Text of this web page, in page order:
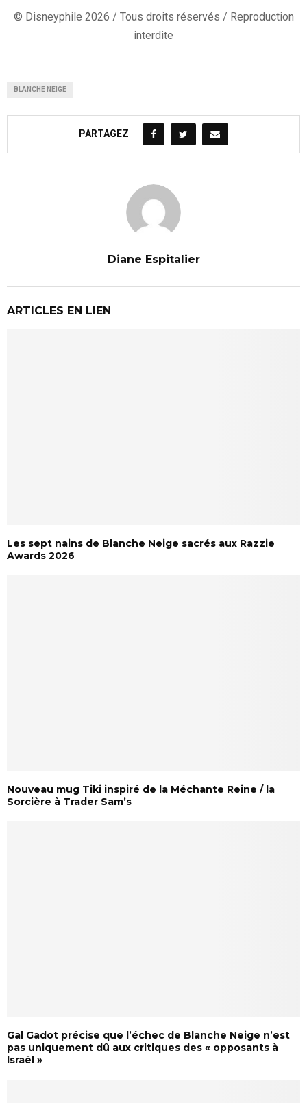
© Disneyphile 2026 / Tous droits réservés / Reproduction
interdite
BLANCHE NEIGE
PARTAGEZ
Diane Espitalier
ARTICLES EN LIEN
Les sept nains de Blanche Neige sacrés aux Razzie
Awards 2026
Nouveau mug Tiki inspiré de la Méchante Reine / la
Sorcière à Trader Sam’s
Gal Gadot précise que l’échec de Blanche Neige n’est
pas uniquement dû aux critiques des « opposants à
Israël »